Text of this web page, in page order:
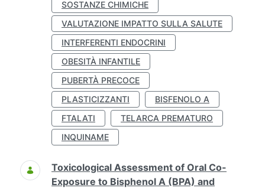
SOSTANZE CHIMICHE
VALUTAZIONE IMPATTO SULLA SALUTE
INTERFERENTI ENDOCRINI
OBESITÀ INFANTILE
PUBERTÀ PRECOCE
PLASTICIZZANTI
BISFENOLO A
FTALATI
TELARCA PREMATURO
INQUINAME
Toxicological Assessment of Oral Co-
Exposure to Bisphenol A (BPA) and